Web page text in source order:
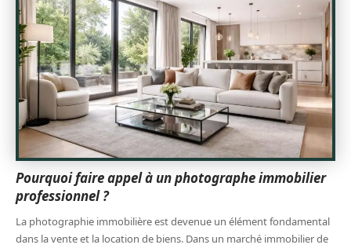
Pourquoi faire appel à un photographe immobilier
professionnel ?
La photographie immobilière est devenue un élément fondamental
dans la vente et la location de biens. Dans un marché immobilier de